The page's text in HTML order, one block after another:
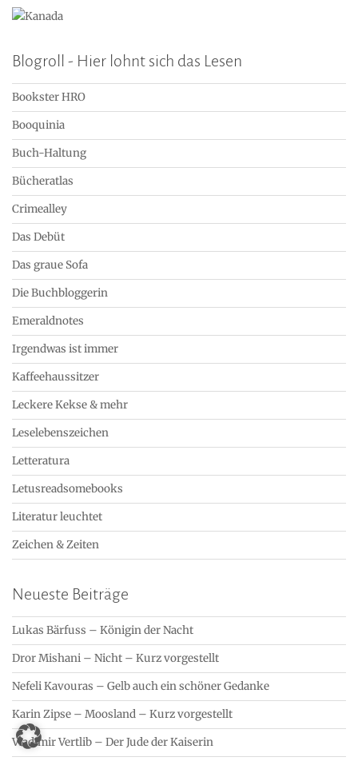
Blogroll - Hier lohnt sich das Lesen
Bookster HRO
Booquinia
Buch-Haltung
Bücheratlas
Crimealley
Das Debüt
Das graue Sofa
Die Buchbloggerin
Emeraldnotes
Irgendwas ist immer
Kaffeehaussitzer
Leckere Kekse & mehr
Leselebenszeichen
Letteratura
Letusreadsomebooks
Literatur leuchtet
Zeichen & Zeiten
Neueste Beiträge
Lukas Bärfuss – Königin der Nacht
Dror Mishani – Nicht – Kurz vorgestellt
Nefeli Kavouras – Gelb auch ein schöner Gedanke
Karin Zipse – Moosland – Kurz vorgestellt
Vladimir Vertlib – Der Jude der Kaiserin